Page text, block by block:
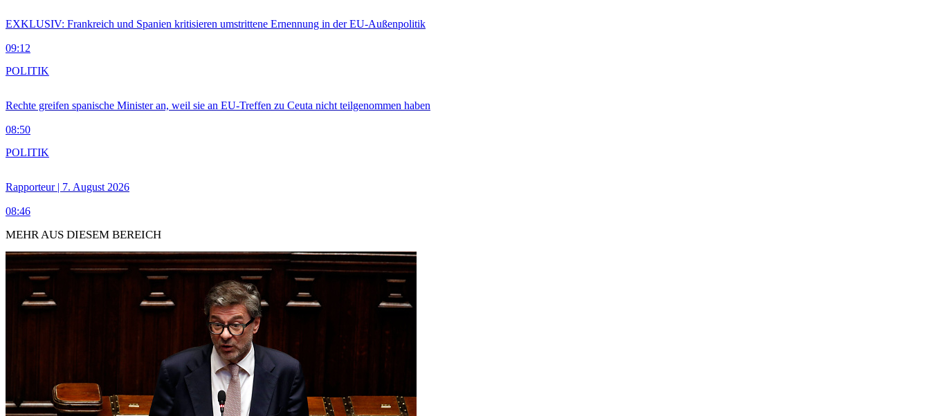
EXKLUSIV: Frankreich und Spanien kritisieren umstrittene Ernennung in der EU-Außenpolitik
09:12
Rechte greifen spanische Minister an, weil sie an EU-Treffen zu Ceuta nicht teilgenommen haben
08:50
POLITIK
Rapporteur | 7. August 2026
08:46
POLITIK
MEHR AUS DIESEM BEREICH